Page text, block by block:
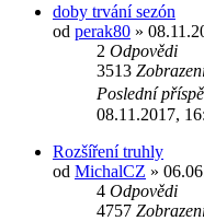
doby trvání sezón
od perak80 »
2 Odpovědi
3513
Poslední
08.11.2017,
Rozšíření truhly
od MichalCZ »
4 Odpovědi
4757